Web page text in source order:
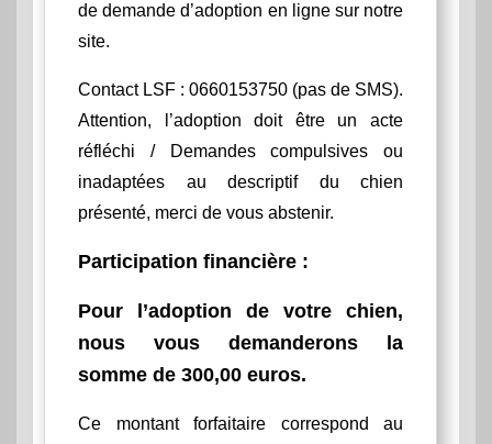
de demande d’adoption en ligne sur notre
site.
Contact LSF : 0660153750 (pas de SMS).
Attention, l’adoption doit être un acte
réfléchi / Demandes compulsives ou
inadaptées au descriptif du chien
présenté, merci de vous abstenir.
Participation financière :
Pour l’adoption de votre chien,
nous vous demanderons la
somme de 300,00 euros.
Ce montant forfaitaire correspond au